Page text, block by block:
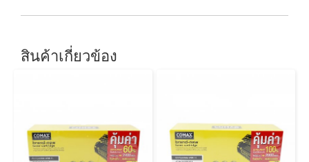
สินค้าเกี่ยวข้อง